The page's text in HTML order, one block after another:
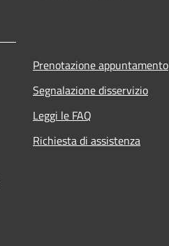
Prenotazione appuntamento
Segnalazione disservizio
Leggi le FAQ
Richiesta di assistenza